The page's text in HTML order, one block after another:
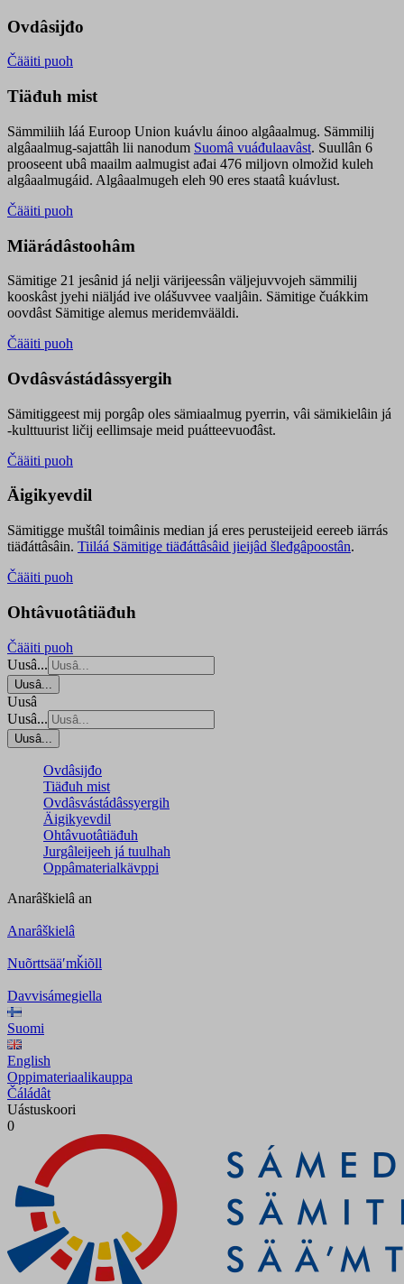
Ovdâsijđo
Čääiti puoh
Tiäđuh mist
Sämmiliih láá Euroop Union kuávlu áinoo algâaalmug. Sämmilij
algâaalmug-sajattâh lii nanodum Suomâ vuáđulaavâst. Suullân 6
prooseent ubâ maailm aalmugist ađai 476 miljovn olmožid kuleh
algâaalmugáid. Algâaalmugeh eleh 90 eres staatâ kuávlust.
Čääiti puoh
Miärádâstoohâm
Sämitige 21 jesânid já nelji värijeessân väljejuvvojeh sämmilij
kooskâst jyehi niäljád ive olášuvvee vaaljâin. Sämitige čuákkim
oovdâst Sämitige alemus meridemvääldi.
Čääiti puoh
Ovdâsvástádâssyergih
Sämitiggeest mij porgâp oles sämiaalmug pyerrin, vâi sämikielâin já
-kulttuurist ličij eellimsaje meid puátteevuođâst.
Čääiti puoh
Äigikyevdil
Sämitigge muštâl toimâinis median já eres perusteijeid eereeb iärrás
tiäđáttâsâin. Tiiláá Sämitige tiäđáttâsâid jieijâd šleđgâpoostân.
Čääiti puoh
Ohtâvuotâtiäđuh
Čääiti puoh
Uusâ...
Uusâ...
Uusâ
Uusâ...
Uusâ...
Ovdâsijđo
Tiäđuh mist
Ovdâsvástádâssyergih
Äigikyevdil
Ohtâvuotâtiäđuh
Jurgâleijeeh já tuulhah
Oppâmaterialkävppi
Anarâškielâ an
Anarâškielâ
Nuõrttsääʹmǩiõll
Davvisámegiella
Suomi
English
Oppimateriaalikauppa
Čáládât
Uástuskoori
0